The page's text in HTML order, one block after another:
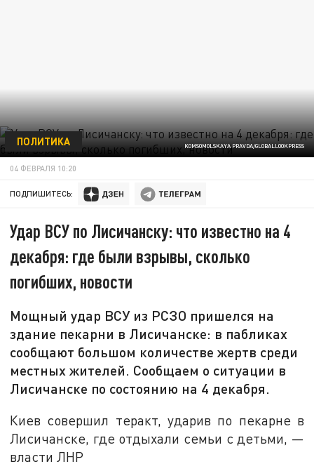
KOMSOMOLSKAYA PRAVDA/GLOBALLOOKPRESS
ПОЛИТИКА
04 ФЕВРАЛЯ 10:20
ПОДПИШИТЕСЬ:
Удар ВСУ по Лисичанску: что известно на 4
декабря: где были взрывы, сколько
погибших, новости
Мощный удар ВСУ из РСЗО пришелся на
здание пекарни в Лисичанске: в пабликах
сообщают большом количестве жертв среди
местных жителей. Сообщаем о ситуации в
Лисичанске по состоянию на 4 декабря.
Киев совершил теракт, ударив по пекарне в
Лисичанске, где отдыхали семьи с детьми, —
власти ЛНР